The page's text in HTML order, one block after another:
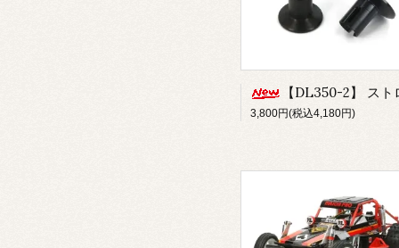
【DL350-2】 ストロングデフジョイント ver.2 (ボールデフ用) Re-R HYBRIDリア・ド
3,800円(税込4,180円)